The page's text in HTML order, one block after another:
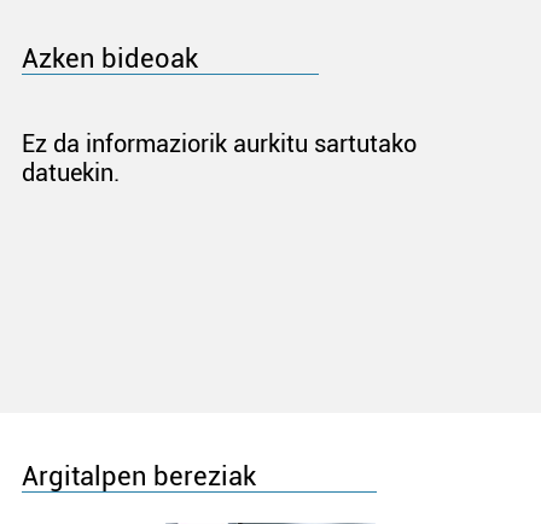
Azken bideoak
Ez da informaziorik aurkitu sartutako
datuekin.
Argitalpen bereziak